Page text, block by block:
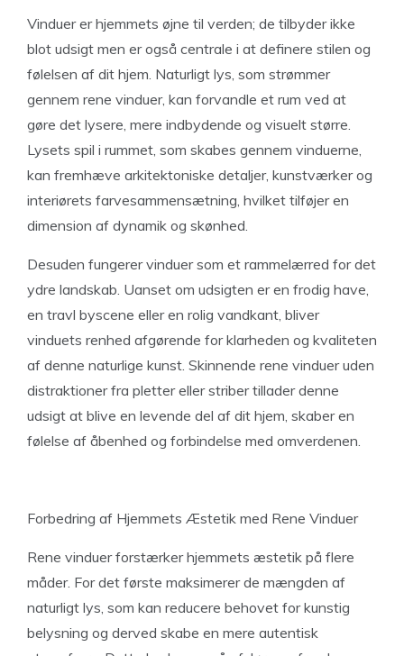
Vinduer er hjemmets øjne til verden; de tilbyder ikke
blot udsigt men er også centrale i at definere stilen og
følelsen af dit hjem. Naturligt lys, som strømmer
gennem rene vinduer, kan forvandle et rum ved at
gøre det lysere, mere indbydende og visuelt større.
Lysets spil i rummet, som skabes gennem vinduerne,
kan fremhæve arkitektoniske detaljer, kunstværker og
interiørets farvesammensætning, hvilket tilføjer en
dimension af dynamik og skønhed.
Desuden fungerer vinduer som et rammelærred for det
ydre landskab. Uanset om udsigten er en frodig have,
en travl byscene eller en rolig vandkant, bliver
vinduets renhed afgørende for klarheden og kvaliteten
af denne naturlige kunst. Skinnende rene vinduer uden
distraktioner fra pletter eller striber tillader denne
udsigt at blive en levende del af dit hjem, skaber en
følelse af åbenhed og forbindelse med omverdenen.
Forbedring af Hjemmets Æstetik med Rene Vinduer
Rene vinduer forstærker hjemmets æstetik på flere
måder. For det første maksimerer de mængden af
naturligt lys, som kan reducere behovet for kunstig
belysning og derved skabe en mere autentisk